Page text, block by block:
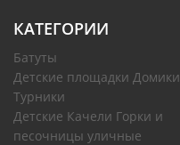
КАТЕГОРИИ
Батуты
Детские площадки Домики
Турники
Детские Качели Горки и
песочницы уличные